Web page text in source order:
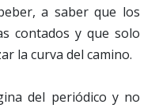
a saber que los
contados y que solo
la curva del camino.
del periódico y no